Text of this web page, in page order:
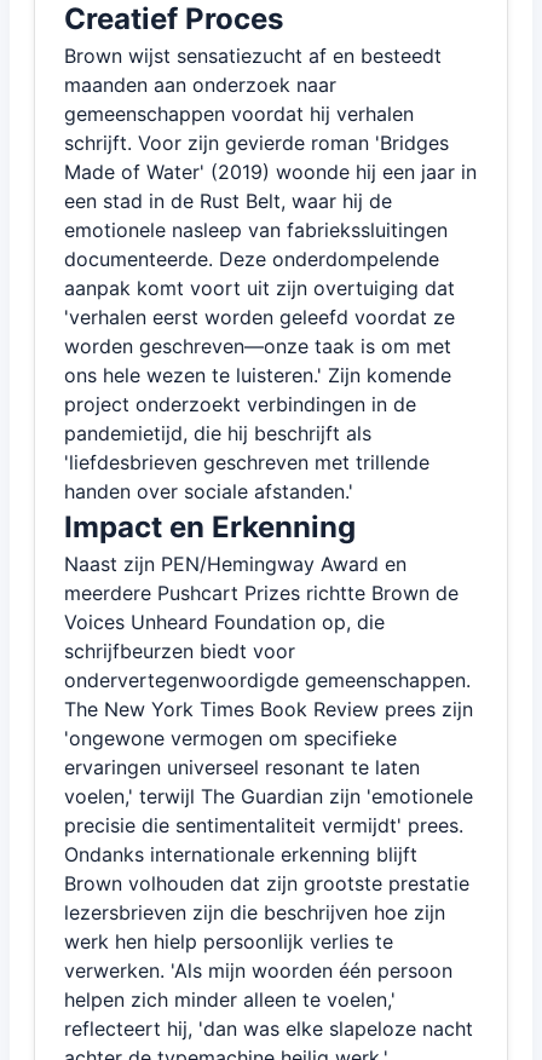
Creatief Proces
Brown wijst sensatiezucht af en besteedt
maanden aan onderzoek naar
gemeenschappen voordat hij verhalen
schrijft. Voor zijn gevierde roman 'Bridges
Made of Water' (2019) woonde hij een jaar in
een stad in de Rust Belt, waar hij de
emotionele nasleep van fabriekssluitingen
documenteerde. Deze onderdompelende
aanpak komt voort uit zijn overtuiging dat
'verhalen eerst worden geleefd voordat ze
worden geschreven—onze taak is om met
ons hele wezen te luisteren.' Zijn komende
project onderzoekt verbindingen in de
pandemietijd, die hij beschrijft als
'liefdesbrieven geschreven met trillende
handen over sociale afstanden.'
Impact en Erkenning
Naast zijn PEN/Hemingway Award en
meerdere Pushcart Prizes richtte Brown de
Voices Unheard Foundation op, die
schrijfbeurzen biedt voor
ondervertegenwoordigde gemeenschappen.
The New York Times Book Review prees zijn
'ongewone vermogen om specifieke
ervaringen universeel resonant te laten
voelen,' terwijl The Guardian zijn 'emotionele
precisie die sentimentaliteit vermijdt' prees.
Ondanks internationale erkenning blijft
Brown volhouden dat zijn grootste prestatie
lezersbrieven zijn die beschrijven hoe zijn
werk hen hielp persoonlijk verlies te
verwerken. 'Als mijn woorden één persoon
helpen zich minder alleen te voelen,'
reflecteert hij, 'dan was elke slapeloze nacht